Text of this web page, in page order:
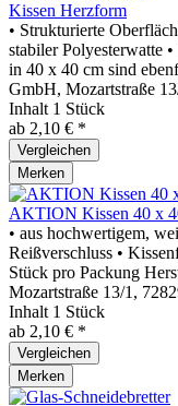
Kissen Herzform
• Strukturierte
stabiler Polyesterwatte
in 40 x 40 cm sind
GmbH, Mozartstraße
Inhalt 1 Stück
ab 2,10 € *
Vergleichen
Merken
AKTION Kissen 40 x
• aus hochwertigem,
Reißverschluss •
Stück pro Packung
Mozartstraße 13/1,
Inhalt 1 Stück
ab 2,10 € *
Vergleichen
Merken